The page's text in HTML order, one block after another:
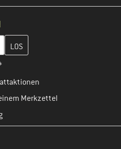
ein und erstelle im nächsten
Merkzettel